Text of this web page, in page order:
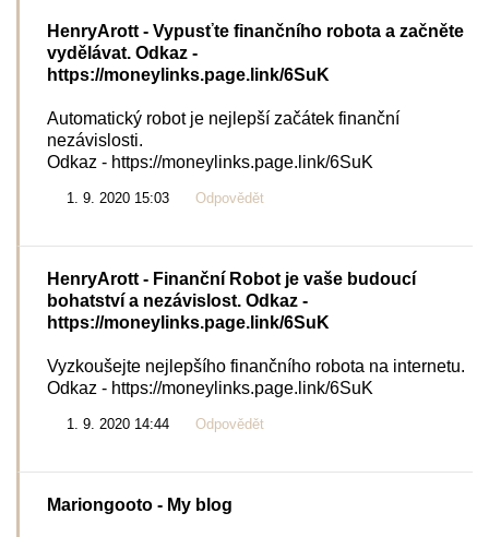
HenryArott - Vypusťte finančního robota a začněte
vydělávat. Odkaz -
https://moneylinks.page.link/6SuK
Automatický robot je nejlepší začátek finanční
nezávislosti.
Odkaz - https://moneylinks.page.link/6SuK
1. 9. 2020 15:03 Odpovědět
HenryArott - Finanční Robot je vaše budoucí
bohatství a nezávislost. Odkaz -
https://moneylinks.page.link/6SuK
Vyzkoušejte nejlepšího finančního robota na internetu.
Odkaz - https://moneylinks.page.link/6SuK
1. 9. 2020 14:44 Odpovědět
Mariongooto - My blog